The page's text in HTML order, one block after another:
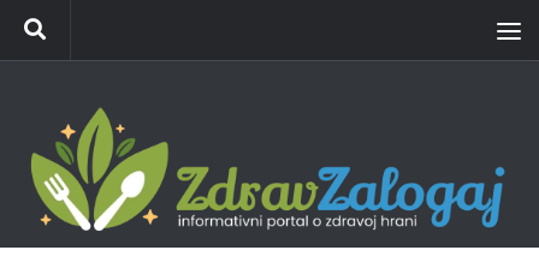
Skip to content